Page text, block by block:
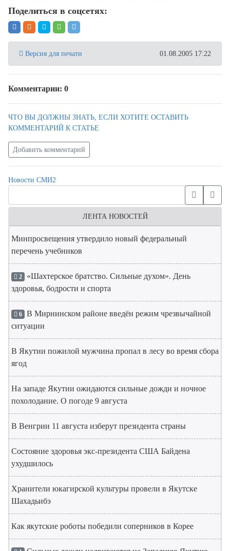
Поделиться в соцсетях:
Версия для печати 01.08.2005 17:22
Комментарии: 0
ЧТО ВЫ ДОЛЖНЫ ЗНАТЬ, ЕСЛИ ХОТИТЕ ОСТАВИТЬ
КОММЕНТАРИЙ К СТАТЬЕ
Добавить комментарий
Новости СМИ2
ЛЕНТА НОВОСТЕЙ
Минпросвещения утвердило новый федеральный
перечень учебников
2 «Шахтерское братство. Сильные духом». День
здоровья, бодрости и спорта
6 В Мирнинском районе введён режим чрезвычайной
ситуации
В Якутии пожилой мужчина пропал в лесу во время сбора
ягод
На западе Якутии ожидаются сильные дожди и ночное
похолодание. О погоде 9 августа
В Венгрии 11 августа изберут президента страны
Состояние здоровья экс-президента США Байдена
ухудшилось
Хранители юкагирской культуры провели в Якутске
Шахадьибэ
Как якутские роботы победили соперников в Корее